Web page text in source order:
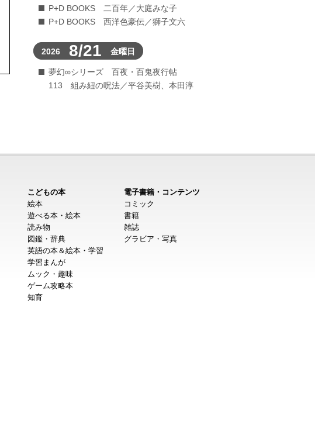
P+D BOOKS 二百年／大庭みな子
P+D BOOKS 西洋色豪伝／獅子文六
2026 8/21 金曜日
夢幻∞シリーズ 百夜・百鬼夜行帖
113 組み紐の呪法／平谷美樹、本田淳
こどもの本
絵本
遊べる本・絵本
読み物
図鑑・辞典
英語の本＆絵本・学習
学習まんが
ムック・趣味
ゲーム攻略本
知育
電子書籍・コンテンツ
コミック
書籍
雑誌
グラビア・写真